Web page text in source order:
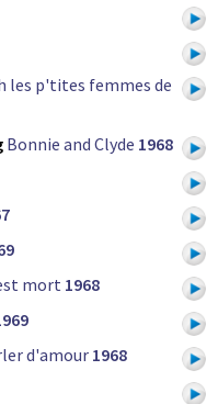
les p'tites femmes de
Bonnie and Clyde 1968
mort 1968
d'amour1968